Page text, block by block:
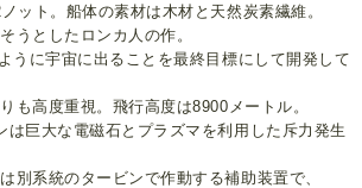
ット。船体の素材は木材と天然炭素繊維。
うとしたロンカ人の作。
うに宇宙に出ることを最終目標にして開発して
も高度重視。飛行高度は8900メートル。
は巨大な電磁石とプラズマを利用した斥力発生
別系統のタービンで作動する補助装置で、